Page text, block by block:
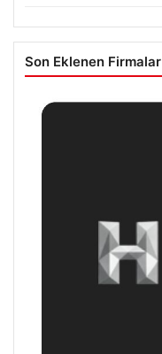
Son Eklenen Firmalar